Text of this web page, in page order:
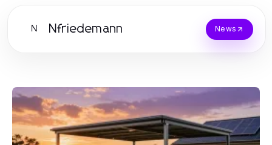
N Nfriedemann News